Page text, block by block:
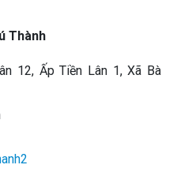
Thành
12, Ấp Tiền Lân 1, Xã Bà